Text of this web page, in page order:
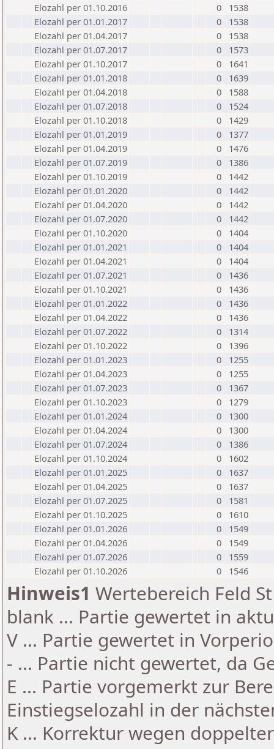
Elozahl per 01.10.2016
0
1538
Elozahl per 01.01.2017
0
1538
Elozahl per 01.04.2017
0
1538
Elozahl per 01.07.2017
0
1573
Elozahl per 01.10.2017
0
1641
Elozahl per 01.01.2018
0
1639
Elozahl per 01.04.2018
0
1588
Elozahl per 01.07.2018
0
1524
Elozahl per 01.10.2018
0
1429
Elozahl per 01.01.2019
0
1377
Elozahl per 01.04.2019
0
1476
Elozahl per 01.07.2019
0
1386
Elozahl per 01.10.2019
0
1442
Elozahl per 01.01.2020
0
1442
Elozahl per 01.04.2020
0
1442
Elozahl per 01.07.2020
0
1442
Elozahl per 01.10.2020
0
1404
Elozahl per 01.01.2021
0
1404
Elozahl per 01.04.2021
0
1404
Elozahl per 01.07.2021
0
1436
Elozahl per 01.10.2021
0
1436
Elozahl per 01.01.2022
0
1436
Elozahl per 01.04.2022
0
1436
Elozahl per 01.07.2022
0
1314
Elozahl per 01.10.2022
0
1396
Elozahl per 01.01.2023
0
1255
Elozahl per 01.04.2023
0
1255
Elozahl per 01.07.2023
0
1367
Elozahl per 01.10.2023
0
1279
Elozahl per 01.01.2024
0
1300
Elozahl per 01.04.2024
0
1300
Elozahl per 01.07.2024
0
1386
Elozahl per 01.10.2024
0
1602
Elozahl per 01.01.2025
0
1637
Elozahl per 01.04.2025
0
1637
Elozahl per 01.07.2025
0
1581
Elozahl per 01.10.2025
0
1610
Elozahl per 01.01.2026
0
1549
Elozahl per 01.04.2026
0
1549
Elozahl per 01.07.2026
0
1559
Elozahl per 01.10.2026
0 1546
Hinweis1 Wertebereich Feld
blank ... Partie gewertet in
V ... Partie gewertet in
- ... Partie nicht gewertet, da
E ... Partie vorgemerkt zur
Einstiegselozahl in der
K ... Korrektur wegen